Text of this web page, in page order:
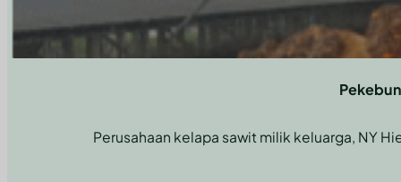
Memanfaatkan Wawasan Pakar dan Teknologi Canggih untuk
Perusahaan kelapa sawit milik keluarga, NY